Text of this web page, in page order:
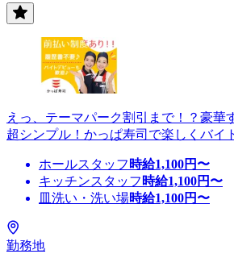
えっ、テーマパーク割引まで！？豪
超シンプル！かっぱ寿司で楽しくバイ
ホールスタッフ 時給1,100円〜
キッチンスタッフ 時給1,100円〜
皿洗い・洗い場時給1,100円〜
勤務地